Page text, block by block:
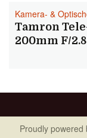
Kamera- &
Tamron
200mm F/
Proudly powered